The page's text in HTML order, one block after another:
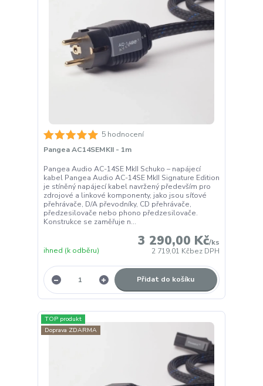
5 hodnocení
Pangea AC14SEMKII - 1m
Pangea Audio AC-14SE MkII Schuko – napájecí
kabel Pangea Audio AC-14SE MkII Signature Edition
je stíněný napájecí kabel navržený především pro
zdrojové a linkové komponenty, jako jsou síťové
přehrávače, D/A převodníky, CD přehrávače,
předzesilovače nebo phono předzesilovače.
Konstrukce se zaměřuje n...
3 290,00 Kč/ks
2 719,01 Kčbez DPH
ihned (k odběru)
Přidat do košíku
TOP produkt
Doprava ZDARMA